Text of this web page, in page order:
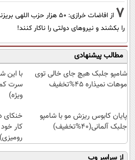
7
از افاضات خرازی: ۵۰ هزار
را بکشند و نیرو‌های دولتی را ناکار کنند!
مطالب پیشنهادی
شامپو جلبک هیچ جای خالی توی
موهات نمیذاره 45%تخفیف
با این
ویژه)
پایان کابوس ریزش مو با شامپو
جلبک آلمانی(40%تخفیف)
خنکای
کار
رومیزی)